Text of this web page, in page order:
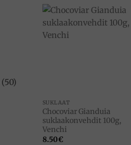
(50)
SUKLAAT
Chocoviar Gianduia
suklaakonvehdit 100g,
Venchi
8.50€